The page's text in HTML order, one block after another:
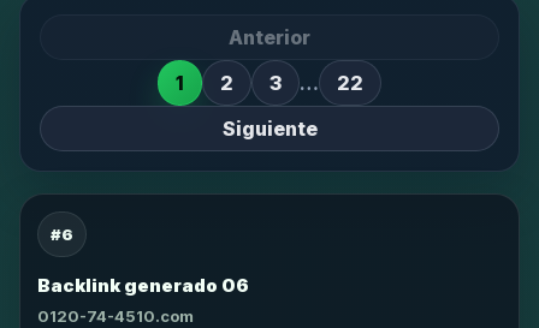
Anterior
1
2 3 …
22
Siguiente
#6
Backlink generado 06
0120-74-4510.com